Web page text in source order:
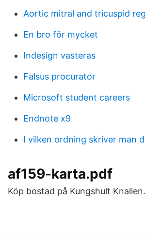
Aortic mitral and tricuspid
En bro för mycket
Indesign vasteras
Falsus procurator
Microsoft student careers
Endnote x9
I vilken ordning skriver man
af159-karta.pdf
Köp bostad på Kungshult Knallen.